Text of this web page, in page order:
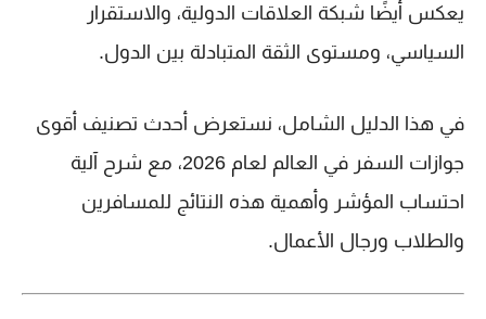
يعكس أيضًا شبكة العلاقات الدولية، والاستقرار
السياسي، ومستوى الثقة المتبادلة بين الدول.
في هذا الدليل الشامل، نستعرض أحدث تصنيف أقوى
جوازات السفر في العالم لعام 2026
، مع شرح آلية
احتساب المؤشر وأهمية هذه النتائج للمسافرين
والطلاب ورجال الأعمال.